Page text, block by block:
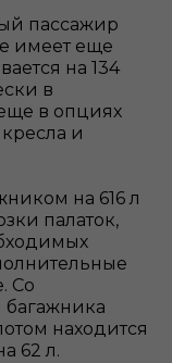
пассажир
имеет еще
на 134
в
в опциях
и
на 616 л
палаток,
Со
находится
62 л.